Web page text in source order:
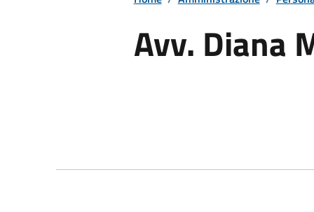
Avv. Diana